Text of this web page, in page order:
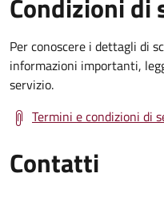
Per conoscere i dettagli di
informazioni importanti,
servizio.
Termini e condizioni di
Contatti